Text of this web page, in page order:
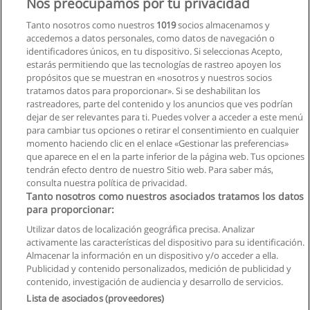
Solicita información
Curso de control de plagas en plantas
agroindustriales
Mundo Set
Solicita información
Privacidad de datos
Contactar con Educaedu
Copyright © Educaedu Business S.L. - CIF : B-95610580: -
Tanto nosotros como nuestros 1019socios almacenamos y
accedemos a datos personales, como datos de navegación o
identificadores únicos, en tu dispositivo. Si seleccionas Acepto,
estarás permitiendo que las tecnologías de rastreo apoyen los
propósitos que se muestran en «nosotros y nuestros socios
tratamos datos para proporcionar». Si se deshabilitan los
rastreadores, parte del contenido y los anuncios que ves podrían
dejar de ser relevantes para ti. Puedes volver a acceder a este menú
para cambiar tus opciones o retirar el consentimiento en cualquier
momento haciendo clic en el enlace «Gestionar las preferencias»
que aparece en el en la parte inferior de la página web. Tus opciones
tendrán efecto dentro de nuestro Sitio web. Para saber más,
consulta nuestra política de privacidad.
Tanto nosotros como nuestros asociados tratamos los datos
para proporcionar:
Utilizar datos de localización geográfica precisa. Analizar
activamente las características del dispositivo para su identificación.
Almacenar la información en un dispositivo y/o acceder a ella.
Publicidad y contenido personalizados, medición de publicidad y
contenido, investigación de audiencia y desarrollo de servicios.
Lista de asociados (proveedores)